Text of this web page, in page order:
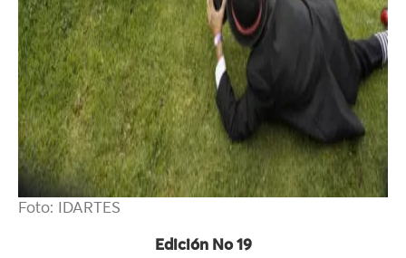
Foto: IDARTES
Edición No 19